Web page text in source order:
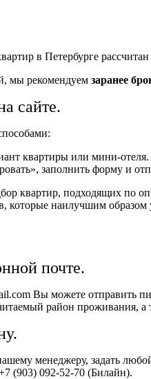
в Петербурге
мы рекомендуем заранее
сайте.
квартиры или мини-отеля.
заполнить форму и
квартир, подходящих по
которые наилучшим
почте.
Вы можете отправить
район проживания, а
менеджеру, задать
(903) 092-52-70 (Билайн).